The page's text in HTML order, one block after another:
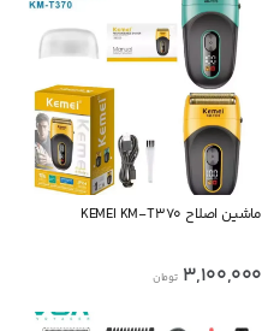
ماشین اصلاح KEMEI KM-T370
3,100,000 تومان